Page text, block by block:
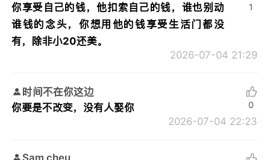
你享受自己的钱，他扣索自己的钱，谁也别动
谁钱的念头，你想用他的钱享受生活门都没
有，除非小20还美。
2026-07-04 21:29
1
时间不在你这边
你要是不改变，没有人娶你
2026-07-04 22:23
0
Sam cheu